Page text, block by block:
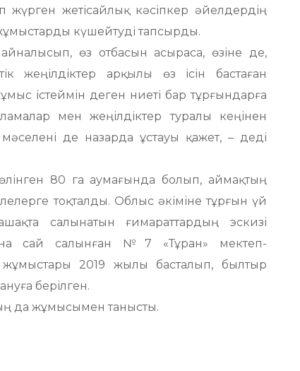
жетісайлық кәсіпкер әйелдердің
күшейтуді тапсырды.
өз отбасын асыраса, өзіне де,
жеңілдіктер арқылы өз ісін бастаған
істеймін деген ниеті бар тұрғындарға
мен жеңілдіктер туралы кеңінен
де назарда ұстауы қажет, – деді
80 га аумағында болып, аймақтың
тоқталды. Облыс әкіміне тұрғын үй
салынатын ғимараттардың эскизі
сай салынған №7 «Тұран» мектеп-
2019 жылы басталып, былтыр
берілген.
да жұмысымен танысты.